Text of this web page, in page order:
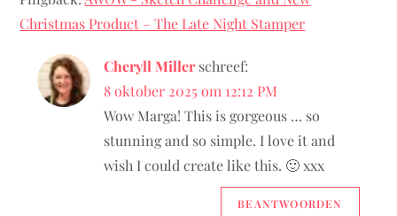
n
a
v
Christmas Product – The Late Night Stamper
Cheryll Miller schreef:
8 oktober 2025 om 12:12 PM
Wow Marga! This is gorgeous … so
stunning and so simple. I love it and
wish I could create like this. 🙂 xxx
BEANTWOORDEN